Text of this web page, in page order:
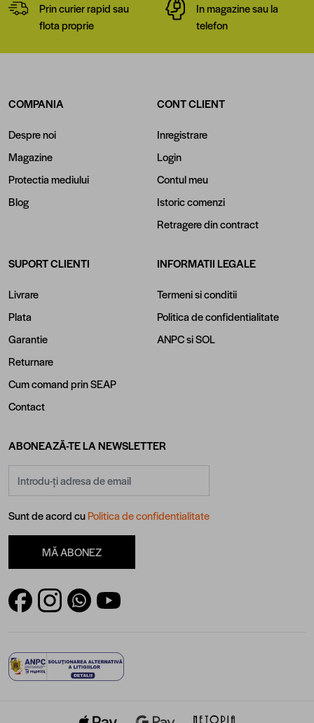
Prin curier rapid sau
flota proprie
In magazine sau la
telefon
COMPANIA
Despre noi
Magazine
Protectia mediului
Blog
CONT CLIENT
Inregistrare
Login
Contul meu
Istoric comenzi
Retragere din contract
SUPORT CLIENTI
Livrare
Plata
Garantie
Returnare
Cum comand prin SEAP
Contact
INFORMATII LEGALE
Termeni si conditii
Politica de confidentialitate
ANPCsiSOL
ABONEAZĂ-TE LA NEWSLETTER
Sunt de acord cuPolitica de confidentialitate
MĂ ABONEZ